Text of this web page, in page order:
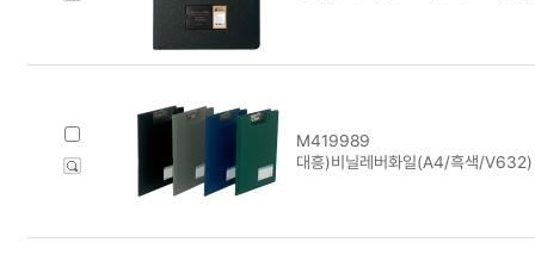
M419989
대흥)비닐레버화일(A4/흑색/V632)